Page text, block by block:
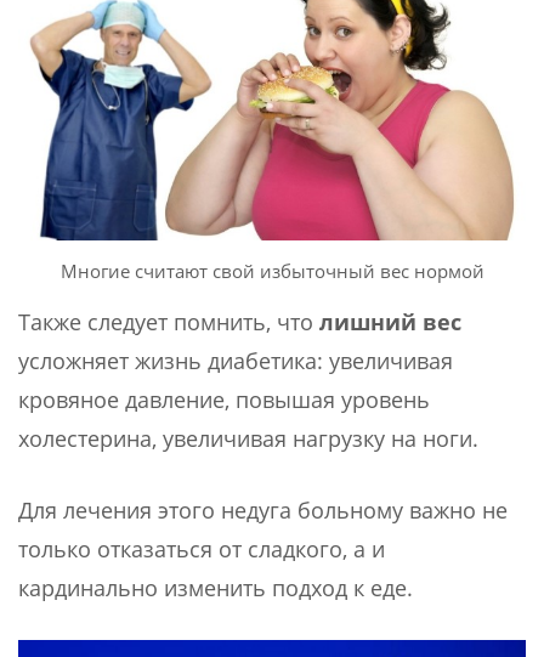
Многие считают свой избыточный вес нормой
Также следует помнить, что лишний вес
усложняет жизнь диабетика: увеличивая
кровяное давление, повышая уровень
холестерина, увеличивая нагрузку на ноги.
Для лечения этого недуга больному важно не
только отказаться от сладкого, а и
кардинально изменить подход к еде.